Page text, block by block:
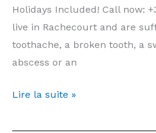
Luxembourg
Holidays Included! Call now:
live in Rachecourt and are
toothache, a broken tooth, a
abscess or an
Emergency
Rachecourt
Lire la suite »